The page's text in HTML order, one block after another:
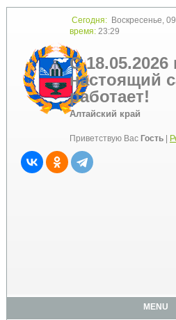
Сегодня:Воскресенье, 09
время:23:29
С 18.05.2026
настоящий
работает!
Алтайский край
Приветствую Вас Гость|
MENU